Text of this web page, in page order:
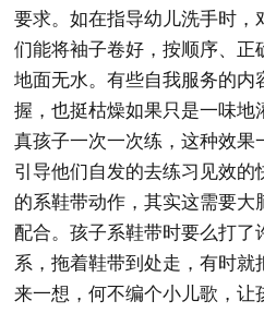
要求。如在指导幼儿洗手时，
们能将袖子卷好，按顺序、正
地面无水。有些自我服务的内
握，也挺枯燥如果只是一味地
真孩子一次一次练，这种效果
引导他们自发的去练习见效的
的系鞋带动作，其实这需要大
配合。孩子系鞋带时要么打了
系，拖着鞋带到处走，有时就
来一想，何不编个小儿歌，让